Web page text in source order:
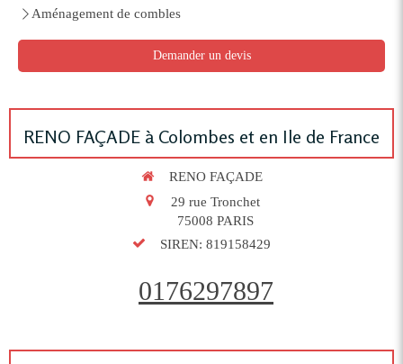
Aménagement de combles
Demander un devis
RENO FAÇADE à Colombes et en Ile de France
RENO FAÇADE
29 rue Tronchet
75008 PARIS
SIREN: 819158429
0176297897